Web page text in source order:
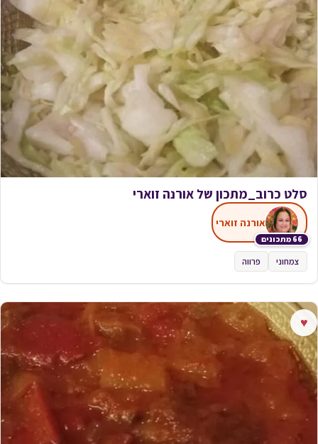
סלט כרוב_מתכון של אורנה זוארי
66 מתכונים
אורנה זוארי
צמחוני פרווה
♥